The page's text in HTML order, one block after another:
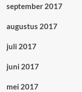
september 2017
augustus 2017
juli 2017
juni 2017
mei 2017